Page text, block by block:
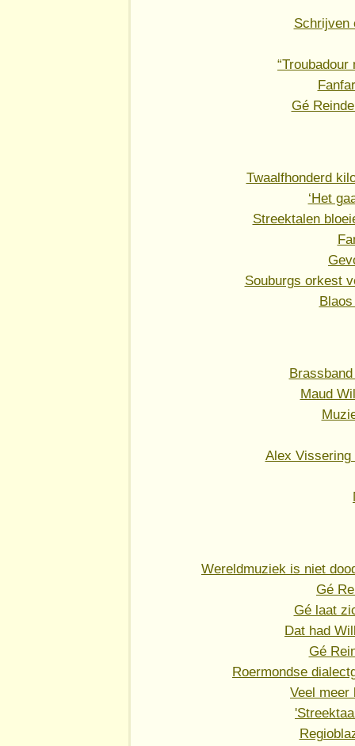
Schrijven
Gé
Twaalfhonderd
‘Het
Streektalen
Souburgs orkest
Maud
Alex Vissering
Wereldmuziek is niet
Gé
Gé laat
Dat had
Gé
Roermondse
Veel meer